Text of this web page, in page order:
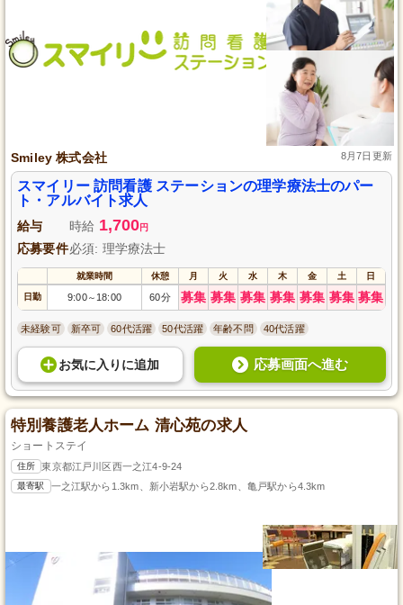
Smiley 株式会社 8月7日更新
スマイリー 訪問看護 ステーションの理学療法士のパー
ト・アルバイト求人
給与 時給 1,700円
応募要件必須: 理学療法士
就業時間 休憩 月 火 水 木 金 土 日
日勤 9:00～ 18:00 60分 募集 募集 募集 募集 募集 募集 募集
未経験可 新卒可 60代活躍 50代活躍 年齢不問 40代活躍
お気に入り に追加 応募画面へ進む
特別養護老人ホーム 清心苑の求人
ショートステイ
住所 東京都江戸川区西一之江4-9-24
最寄駅 一之江駅から1.3km、新小岩駅から2.8km、亀戸駅から4.3km